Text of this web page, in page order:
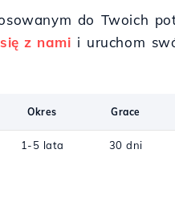
do Twoich
z nami i uruchom
Okres Grace
1-5 lata 30 dni